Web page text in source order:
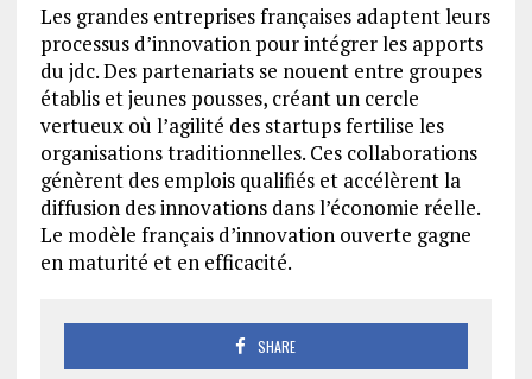
Les grandes entreprises françaises adaptent leurs
processus d’innovation pour intégrer les apports
du jdc. Des partenariats se nouent entre groupes
établis et jeunes pousses, créant un cercle
vertueux où l’agilité des startups fertilise les
organisations traditionnelles. Ces collaborations
génèrent des emplois qualifiés et accélèrent la
diffusion des innovations dans l’économie réelle.
Le modèle français d’innovation ouverte gagne
en maturité et en efficacité.
SHARE